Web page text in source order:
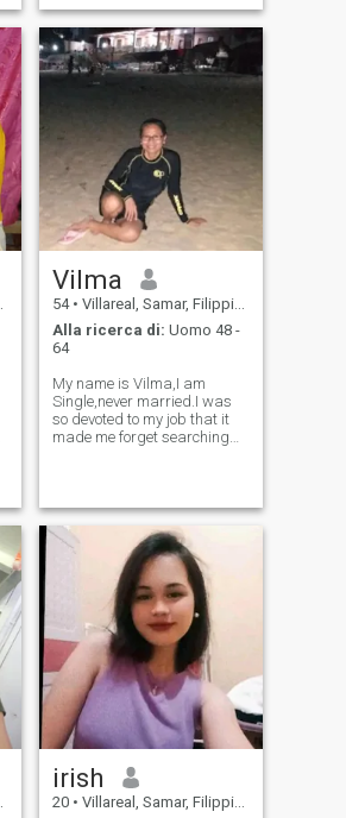
Vilma
54 • Villareal, Samar, Filippine
Alla ricerca di: Uomo 48 -
64
My name is Vilma,I am
Single,never married.I was
so devoted to my job that it
made me forget searching
believing that you are out
there for me,If you think I am
a match f
irish
20 • Villareal, Samar, Filippine